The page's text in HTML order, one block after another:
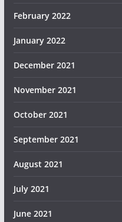
February 2022
January 2022
December 2021
November 2021
October 2021
September 2021
August 2021
July 2021
June 2021